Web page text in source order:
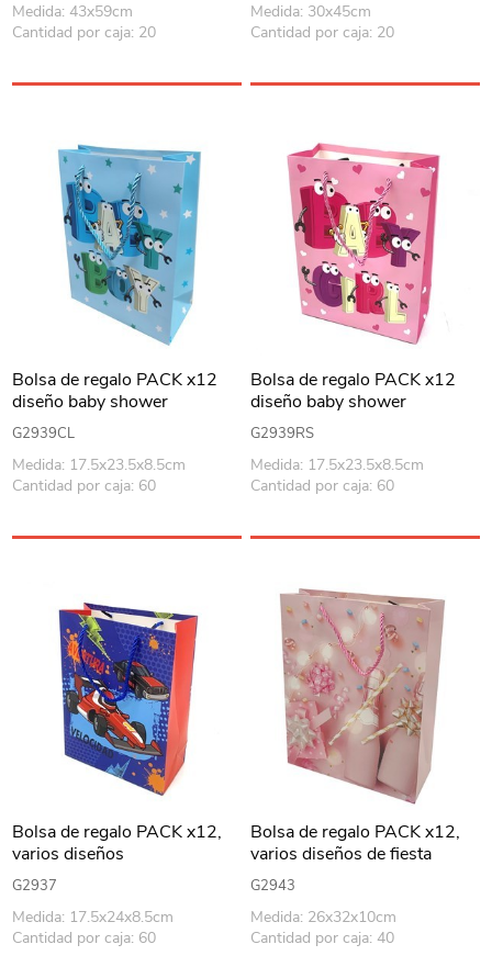
Medida: 43x59cm
Cantidad por caja: 20
Medida: 30x45cm
Cantidad por caja: 20
Bolsa de regalo PACK x12
diseño baby shower
G2939CL
Medida: 17.5x23.5x8.5cm
Cantidad por caja: 60
Bolsa de regalo PACK x12
diseño baby shower
G2939RS
Medida: 17.5x23.5x8.5cm
Cantidad por caja: 60
Bolsa de regalo PACK x12,
varios diseños
G2937
Medida: 17.5x24x8.5cm
Cantidad por caja: 60
Bolsa de regalo PACK x12,
varios diseños de fiesta
G2943
Medida: 26x32x10cm
Cantidad por caja: 40